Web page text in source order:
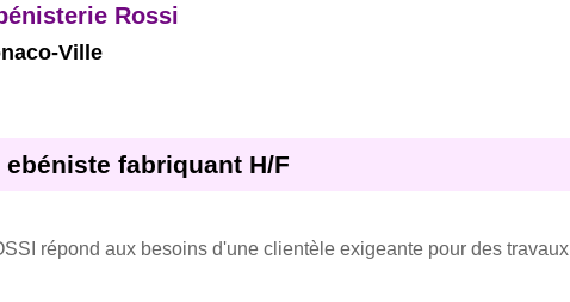
Rossi
Ville
fabriquant H/F
répond aux besoins d'une clientèle exigeante pour des travaux